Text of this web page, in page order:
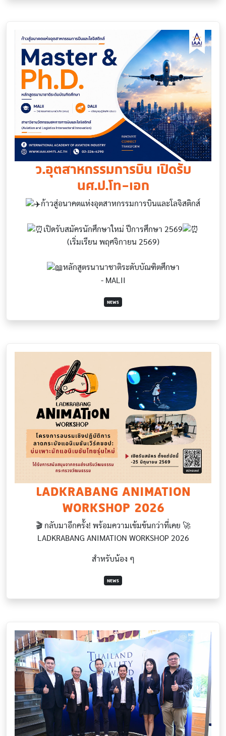
ว.อุตสาหกรรมการบิน เปิดรับ
นศ.ป.โท-เอก
ก้าวสู่อนาคตแห่งอุตสาหกรรมการบินและโลจิสติกส์
เปิดรับสมัครนักศึกษาใหม่ ปีการศึกษา 2569
(เริ่มเรียน พฤศจิกายน 2569)
หลักสูตรนานาชาติระดับบัณฑิตศึกษา
- MALII
NEWS
LADKRABANG ANIMATION
WORKSHOP 2026
🎬 กลับมาอีกครั้ง! พร้อมความเข้มข้นกว่าที่เคย 🚀
LADKRABANG ANIMATION WORKSHOP 2026
สำหรับน้อง ๆ
NEWS